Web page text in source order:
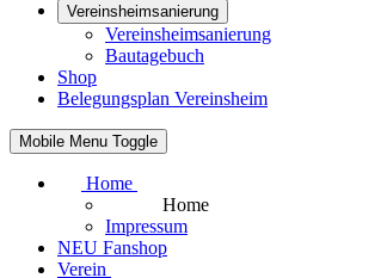
Vereinsheimsanierung
Vereinsheimsanierung
Bautagebuch
Shop
Belegungsplan Vereinsheim
Mobile Menu Toggle
Home
Home
Impressum
NEU Fanshop
Verein